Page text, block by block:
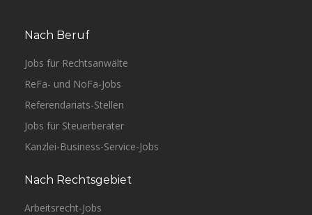
Nach Beruf
Jobs für Rechtsanwälte
ReFa- und NoFa-Jobs
Referendariats-Stellen
Jobs für Steuerberater
Kanzlei-Business-Service-Jobs
Nach Rechtsgebiet
Arbeitsrecht-Jobs